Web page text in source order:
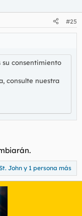
#25
su consentimiento
consulte nuestra
John y 1 persona más